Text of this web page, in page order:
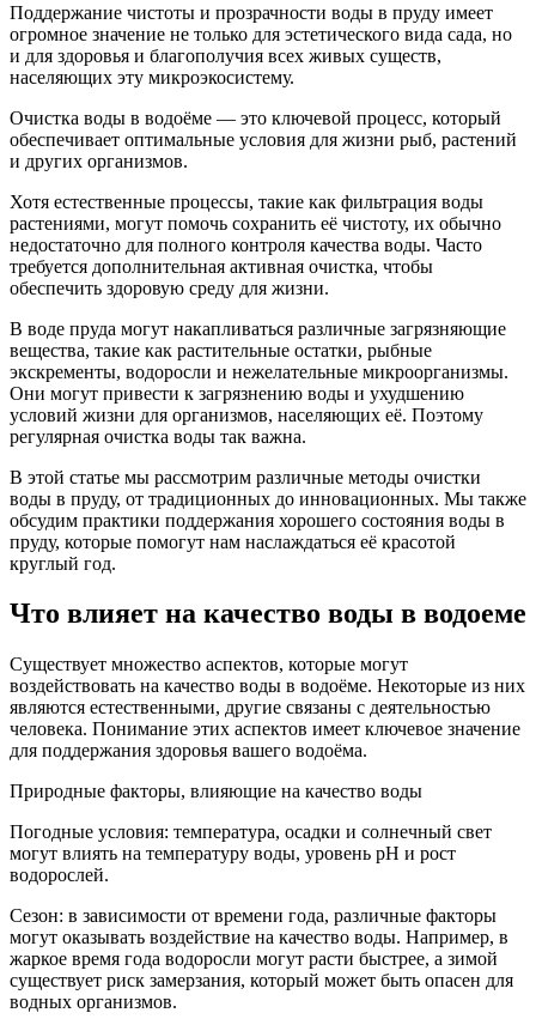
Поддержание чистоты и прозрачности воды в пруду имеет
огромное значение не только для эстетического вида сада, но
и для здоровья и благополучия всех живых существ,
населяющих эту микроэкосистему.
Очистка воды в водоёме — это ключевой процесс, который
обеспечивает оптимальные условия для жизни рыб, растений
и других организмов.
Хотя естественные процессы, такие как фильтрация воды
растениями, могут помочь сохранить её чистоту, их обычно
недостаточно для полного контроля качества воды. Часто
требуется дополнительная активная очистка, чтобы
обеспечить здоровую среду для жизни.
В воде пруда могут накапливаться различные загрязняющие
вещества, такие как растительные остатки, рыбные
экскременты, водоросли и нежелательные микроорганизмы.
Они могут привести к загрязнению воды и ухудшению
условий жизни для организмов, населяющих её. Поэтому
регулярная очистка воды так важна.
В этой статье мы рассмотрим различные методы очистки
воды в пруду, от традиционных до инновационных. Мы также
обсудим практики поддержания хорошего состояния воды в
пруду, которые помогут нам наслаждаться её красотой
круглый год.
Что влияет на качество воды в водоеме
Существует множество аспектов, которые могут
воздействовать на качество воды в водоёме. Некоторые из них
являются естественными, другие связаны с деятельностью
человека. Понимание этих аспектов имеет ключевое значение
для поддержания здоровья вашего водоёма.
Природные факторы, влияющие на качество воды
Погодные условия: температура, осадки и солнечный свет
могут влиять на температуру воды, уровень pH и рост
водорослей.
Сезон: в зависимости от времени года, различные факторы
могут оказывать воздействие на качество воды. Например, в
жаркое время года водоросли могут расти быстрее, а зимой
существует риск замерзания, который может быть опасен для
водных организмов.